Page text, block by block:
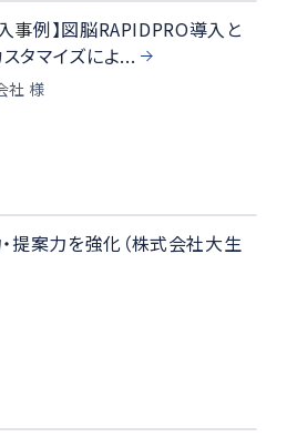
事例】図脳RAPIDPRO導入と
タマイズによ...
社 様
提案力を強化（株式会社大生